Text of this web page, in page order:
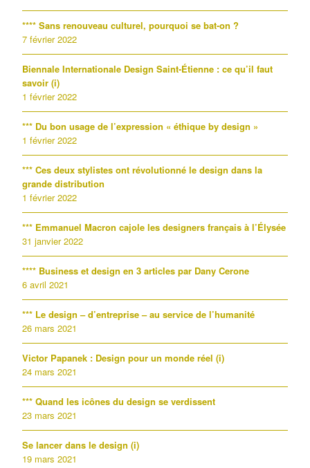
**** Sans renouveau culturel, pourquoi se bat-on ?
7 février 2022
Biennale Internationale Design Saint-Étienne : ce qu’il faut
savoir (i)
1 février 2022
*** Du bon usage de l’expression « éthique by design »
1 février 2022
*** Ces deux stylistes ont révolutionné le design dans la
grande distribution
1 février 2022
*** Emmanuel Macron cajole les designers français à l’Élysée
31 janvier 2022
**** Business et design en 3 articles par Dany Cerone
6 avril 2021
*** Le design – d’entreprise – au service de l’humanité
26 mars 2021
Victor Papanek : Design pour un monde réel (i)
24 mars 2021
*** Quand les icônes du design se verdissent
23 mars 2021
Se lancer dans le design (i)
19 mars 2021